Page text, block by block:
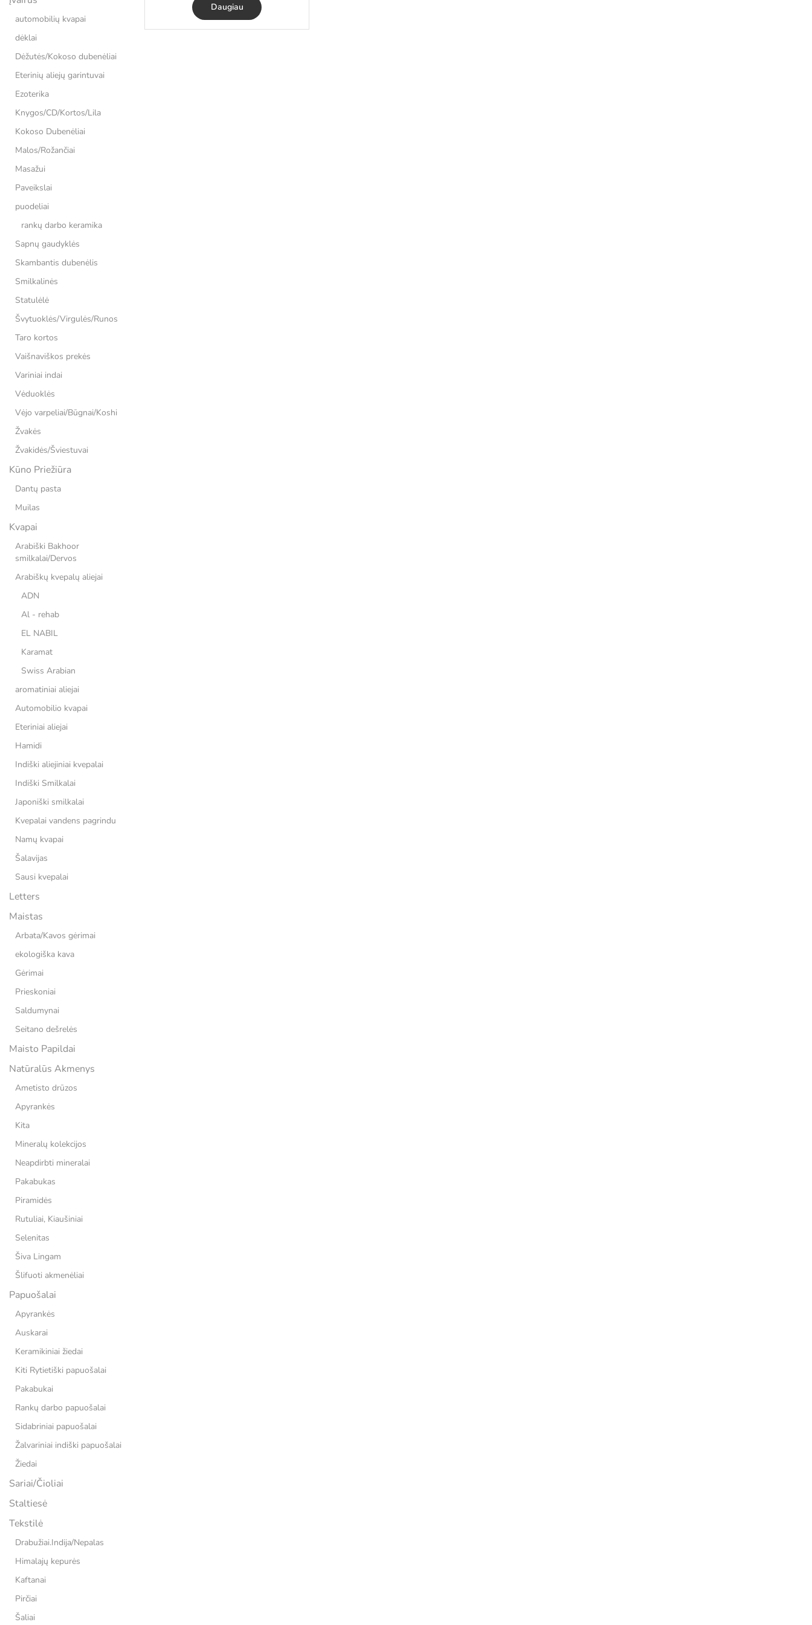
Daugiau
automobilių kvapai
dėklai
Dėžutės/Kokoso dubenėliai
Eterinių aliejų garintuvai
Ezoterika
Knygos/CD/Kortos/Lila
Kokoso Dubenėliai
Malos/Rožančiai
Masažui
Paveikslai
puodeliai
rankų darbo keramika
Sapnų gaudyklės
Skambantis dubenėlis
Smilkalinės
Statulėlė
Švytuoklės/Virgulės/Runos
Taro kortos
Vaišnaviškos prekės
Variniai indai
Vėduoklės
Vėjo varpeliai/Būgnai/Koshi
Žvakės
Žvakidės/Šviestuvai
Kūno Priežiūra
Dantų pasta
Muilas
Kvapai
Arabiški Bakhoor
smilkalai/Dervos
Arabiškų kvepalų aliejai
ADN
Al - rehab
EL NABIL
Karamat
Swiss Arabian
aromatiniai aliejai
Automobilio kvapai
Eteriniai aliejai
Hamidi
Indiški aliejiniai kvepalai
Indiški Smilkalai
Japoniški smilkalai
Kvepalai vandens pagrindu
Namų kvapai
Šalavijas
Sausi kvepalai
Letters
Maistas
Arbata/Kavos gėrimai
ekologiška kava
Gėrimai
Prieskoniai
Saldumynai
Seitano dešrelės
Maisto Papildai
Natūralūs Akmenys
Ametisto drūzos
Apyrankės
Kita
Mineralų kolekcijos
Neapdirbti mineralai
Pakabukas
Piramidės
Rutuliai, Kiaušiniai
Selenitas
Šiva Lingam
Šlifuoti akmenėliai
Papuošalai
Apyrankės
Auskarai
Keramikiniai žiedai
Kiti Rytietiški papuošalai
Pakabukai
Rankų darbo papuošalai
Sidabriniai papuošalai
Žalvariniai indiški papuošalai
Žiedai
Sariai/Čioliai
Staltiesė
Tekstilė
Drabužiai.Indija/Nepalas
Himalajų kepurės
Kaftanai
Pirčiai
Šaliai